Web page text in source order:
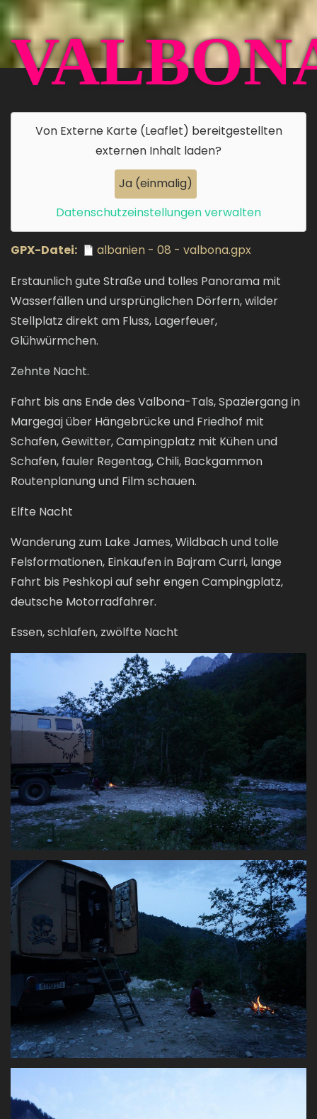
Von Externe Karte (Leaflet) bereitgestellten
externen Inhalt laden?
Ja (einmalig)
Datenschutzeinstellungen verwalten
GPX-Datei
albanien - 08 - valbona.gpx
Erstaunlich gute Straße und tolles Panorama mit
Wasserfällen und ursprünglichen Dörfern, wilder
Stellplatz direkt am Fluss, Lagerfeuer,
Glühwürmchen.
Zehnte Nacht.
Fahrt bis ans Ende des Valbona-Tals, Spaziergang in
Margegaj über Hängebrücke und Friedhof mit
Schafen, Gewitter, Campingplatz mit Kühen und
Schafen, fauler Regentag, Chili, Backgammon
Routenplanung und Film schauen.
Elfte Nacht
Wanderung zum Lake James, Wildbach und tolle
Felsformationen, Einkaufen in Bajram Curri, lange
Fahrt bis Peshkopi auf sehr engen Campingplatz,
deutsche Motorradfahrer.
Essen, schlafen, zwölfte Nacht